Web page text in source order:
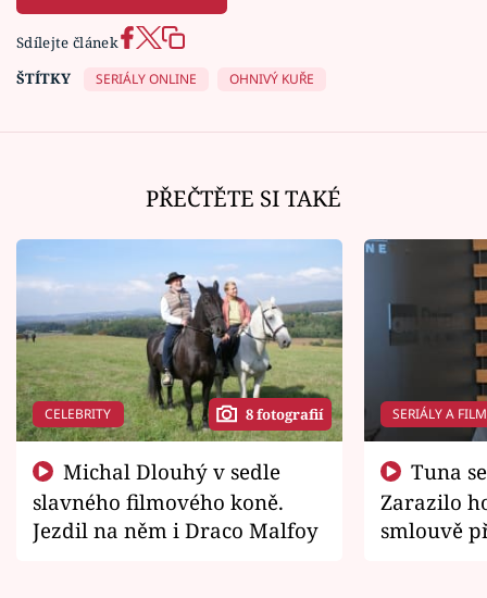
Sdílejte článek
ŠTÍTKY
SERIÁLY ONLINE OHNIVÝ KUŘE
PŘEČTĚTE SI TAKÉ
CELEBRITY 8 fotografií
slavného filmového koně.
Jezdil na něm i Draco Malfoy
SERIÁLY A
Zarazilo
smlouvě